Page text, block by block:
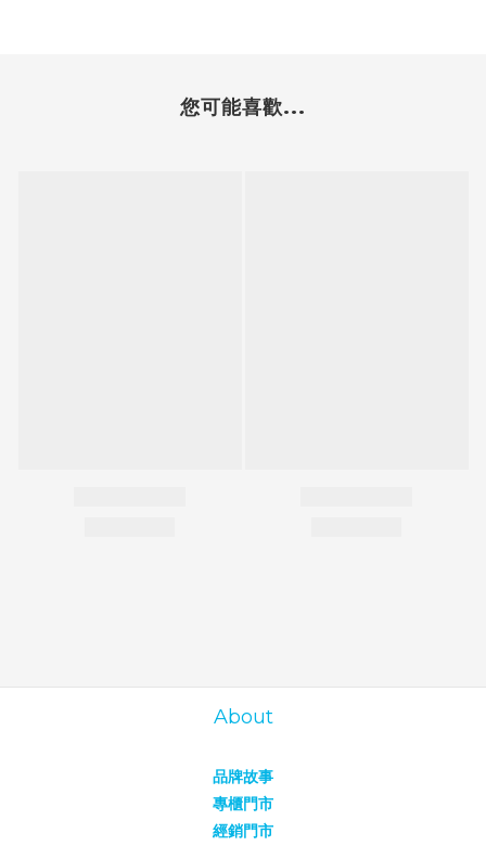
您可能喜歡...
About
品牌故事
專櫃門市
經銷門市